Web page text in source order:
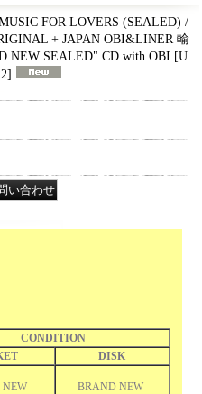
FOR LOVERS (SEALED) /
+ JAPAN OBI&LINER 輸
NEW SEALED" CD with OBI [U
]
CONDITION
DISK
BRAND NEW